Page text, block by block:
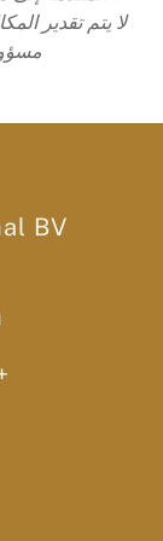
لا يتم تقدير
BV